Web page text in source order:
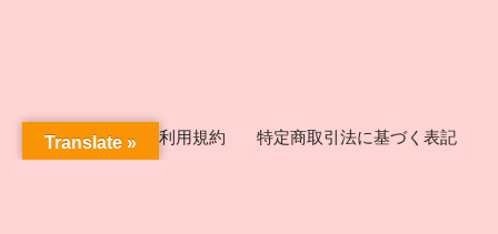
ICHIGEKIとは 利用規約 特定商取引法に基づく表記
Translate »